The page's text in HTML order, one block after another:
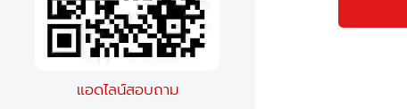
แอดไลน์สอบถาม